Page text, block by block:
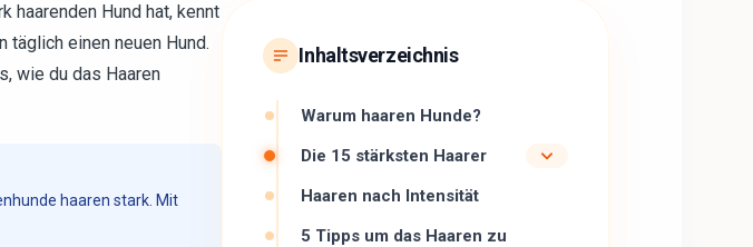
haarenden Hund hat, kennt
täglich einen neuen Hund.
wie du das Haaren
haaren stark. Mit
Inhaltsverzeichnis
Warum haaren Hunde?
Die 15 stärksten Haarer
Haaren nach Intensität
5 Tipps um das Haaren zu